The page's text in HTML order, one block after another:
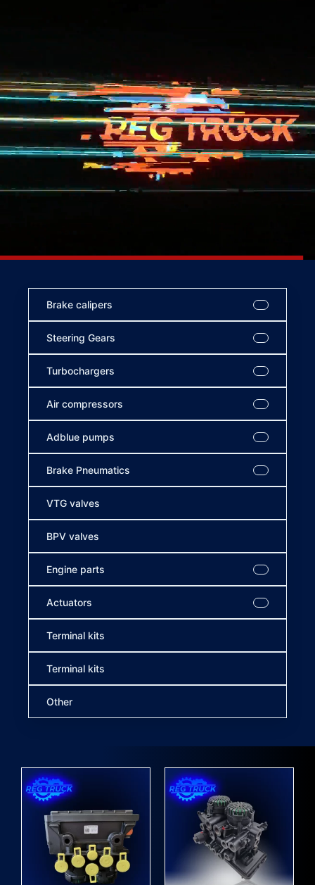
Brake calipers
Steering Gears
Turbochargers
Air compressors
Adblue pumps
Brake Pneumatics
VTG valves
BPV valves
Engine parts
Actuators
Terminal kits
Terminal kits
Other